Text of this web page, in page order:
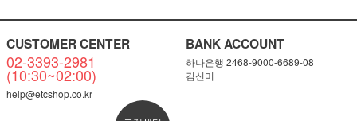
CUSTOMER CENTER
02-3393-2981
(10:30~02:00)
help@etcshop.co.kr
BANK ACCOUNT
하나은행 2468-9000-6689-08
김신미